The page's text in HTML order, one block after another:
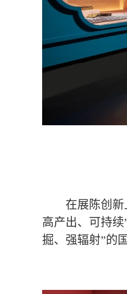
在展陈创
高产出、可持
掘、强辐射”的